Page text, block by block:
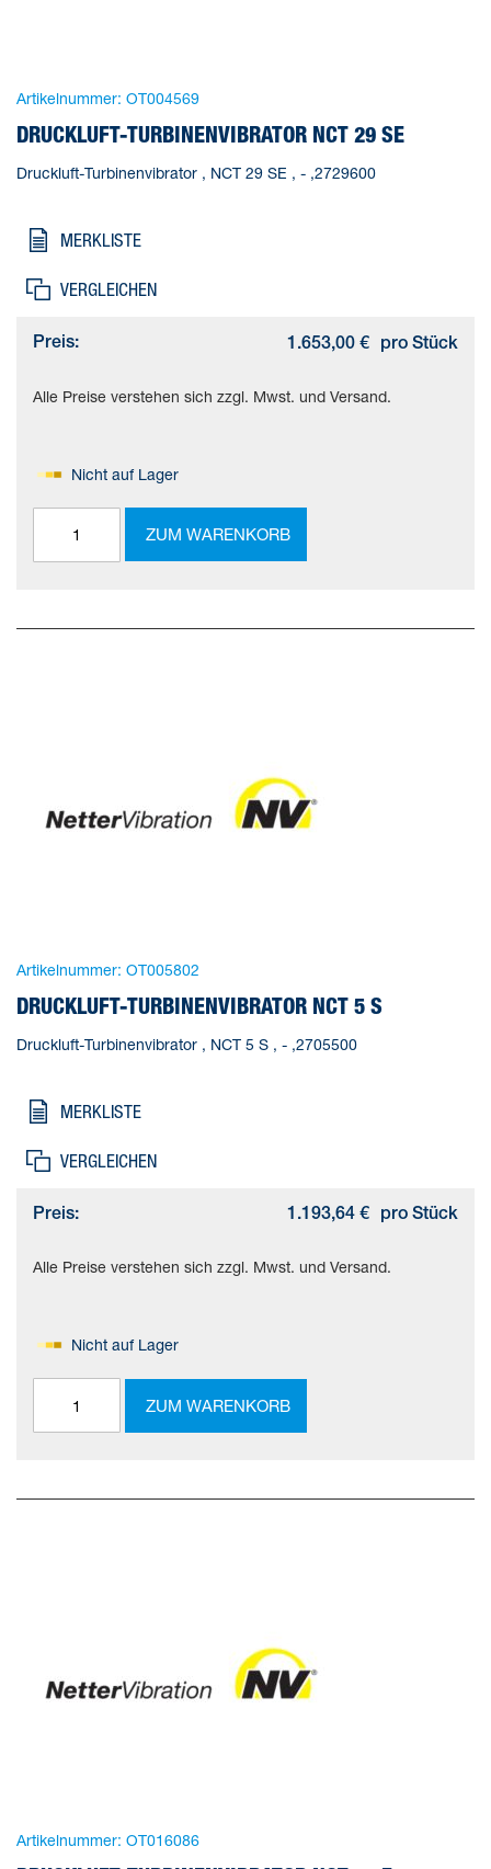
Artikelnummer: OT004569
DRUCKLUFT-TURBINENVIBRATOR NCT 29 SE
Druckluft-Turbinenvibrator , NCT 29 SE , - ,2729600
MERKLISTE
VERGLEICHEN
Preis: 1.653,00 € pro Stück
Alle Preise verstehen sich zzgl. Mwst. und Versand.
Nicht auf Lager
ZUM WARENKORB
Artikelnummer: OT005802
DRUCKLUFT-TURBINENVIBRATOR NCT 5 S
Druckluft-Turbinenvibrator , NCT 5 S , - ,2705500
MERKLISTE
VERGLEICHEN
Preis: 1.193,64 € pro Stück
Alle Preise verstehen sich zzgl. Mwst. und Versand.
Nicht auf Lager
ZUM WARENKORB
Artikelnummer: OT016086